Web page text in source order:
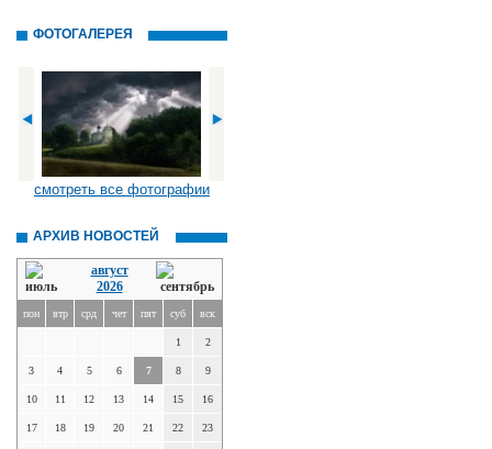
ФОТОГАЛЕРЕЯ
смотреть все фотографии
АРХИВ НОВОСТЕЙ
август
2026
пон втр срд чет пят суб вск
1 2
3 4 5 6 7 8 9
10 11 12 13 14 15 16
17 18 19 20 21 22 23